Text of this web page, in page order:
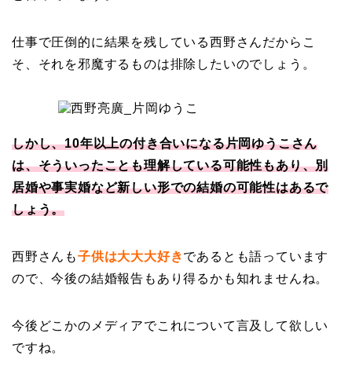
仕事で圧倒的に結果を残している西野さんだからこ
そ、それを邪魔するものは排除したいのでしょう。
しかし、10年以上の付き合いになる片岡ゆうこさん
は、そういったことも理解している可能性もあり、別
居婚や事実婚など新しい形での結婚の可能性はあるで
しょう。
西野さんも子供は大大大好きであるとも語っています
ので、今後の結婚報告もあり得るかも知れませんね。
今後どこかのメディアでこれについて言及して欲しい
ですね。